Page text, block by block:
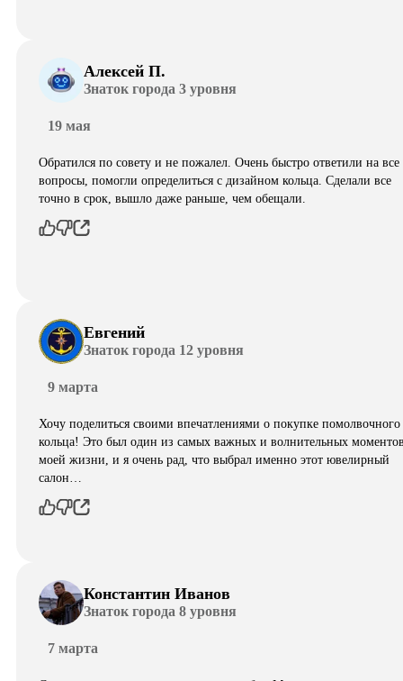
Алексей П.
Знаток города 3 уровня
19 мая
Обратился по совету и не пожалел. Очень быстро ответили на все
вопросы, помогли определиться с дизайном кольца. Сделали все
точно в срок, вышло даже раньше, чем обещали.
Евгений
Знаток города 12 уровня
9 марта
Хочу поделиться своими впечатлениями о покупке помолвочного
кольца! Это был один из самых важных и волнительных
моей жизни, и я очень рад, что выбрал именно этот ювелирный
салон…
Константин Иванов
Знаток города 8 уровня
7 марта